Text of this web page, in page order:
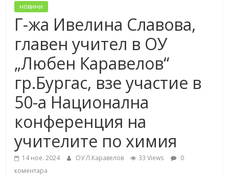
новини
Г-жа Ивелина Славова,
главен учител в ОУ
„Любен Каравелов“
гр.Бургас, взе участие в
50-а Национална
конференция на
учителите по химия
14 ное. 2024 ОУ Л.Каравелов 33 Views
0
коментара